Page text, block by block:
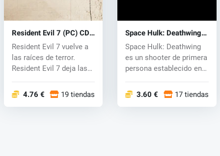
Resident Evil 7 (PC) CD
key
Resident Evil 7 vuelve a
las raíces de terror.
Resident Evil 7 deja las
4.76 € 19 tiendas
Space Hulk: Deathwing
(PC) CD key
Space Hulk: Deathwing
es un shooter de primera
persona establecido en
3.60 € 17 tiendas